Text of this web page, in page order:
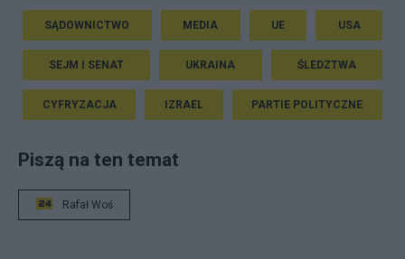
SĄDOWNICTWO MEDIA UE USA
SEJM I SENAT UKRAINA ŚLEDZTWA
CYFRYZACJA IZRAEL PARTIE POLITYCZNE
Piszą na ten temat
Rafał Woś